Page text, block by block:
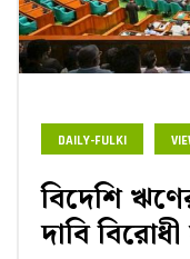
DAILY-FULKI
বিদেশি
দাবি